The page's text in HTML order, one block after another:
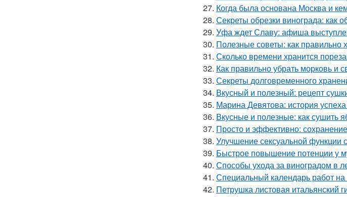
27. Когда была основана Москва и
28. Секреты обрезки винограда: как
29. Уфа ждет Славу: афиша
30. Полезные советы: как
31. Сколько времени хранится
32. Как правильно убрать морковь и
33. Секреты долговременного
34. Вкусный и полезный: рецепт
35. Марина Девятова: история
36. Вкусные и полезные: как сушить
37. Просто и эффективно:
38. Улучшение сексуальной функции
39. Быстрое повышение потенции у
40. Способы ухода за виноградом в
41. Специальный календарь работ
42. Петрушка листовая итальянский